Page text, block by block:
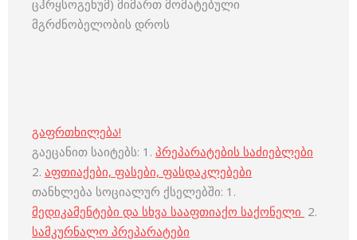
ცჰრყსოგენუმ) მიმართ მომატებული
მგრძნობელობის დროს
გაფრთხილება!
გაეცანით საიტებს: 1. პრეპარატების საძიებლები
2. აფთიაქები, ფასები, ფასდაკლებები
თანხლება სოციალურ ქსელებში: 1.
მედიკამენტები და სხვა სააფთიაქო საქონელი 2.
სამკურნალო პრეპარატები